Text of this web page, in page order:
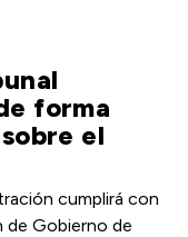
forma
el
cumplirá con
de Gobierno de